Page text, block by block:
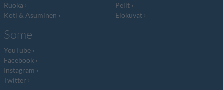
Ruoka
Koti & Asuminen
Pelit
Elokuvat
Some
YouTube
Facebook
Instagram
Twitter